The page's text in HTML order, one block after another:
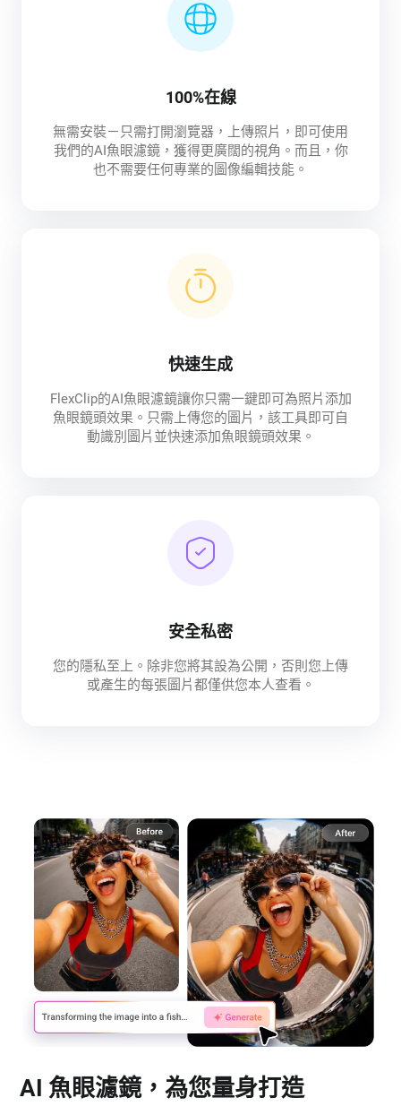
100%在線
無需安裝－只需打開瀏覽器，上傳照片，即可使用
我們的AI魚眼濾鏡，獲得更廣闊的視角。而且，你
也不需要任何專業的圖像編輯技能。
快速生成
FlexClip的AI魚眼濾鏡讓你只需一鍵即可為照片添加
魚眼鏡頭效果。只需上傳您的圖片，該工具即可自
動識別圖片並快速添加魚眼鏡頭效果。
安全私密
您的隱私至上。除非您將其設為公開，否則您上傳
或產生的每張圖片都僅供您本人查看。
AI 魚眼濾鏡，為您量身打造